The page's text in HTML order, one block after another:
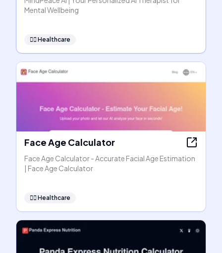
Mental Wellbeing
👩‍⚕️ Healthcare
Face Age Calculator
Face Age Calculator - Accurate Facial Age Estimation
| Face Age Calculator
👩‍⚕️ Healthcare